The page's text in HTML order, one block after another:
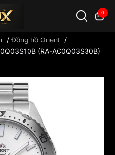
0
/Đồng hồ Orient /
(RA-AC0Q03S30B)